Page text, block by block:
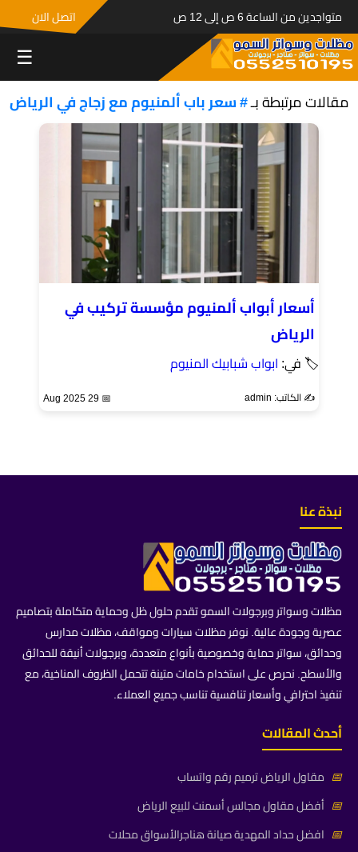
متواجدين من الساعة 6 ص إلى 12 ص اتصل الان
☰
مقالات مرتبطة بـ# سعر باب ألمنيوم مع زجاج في الرياض
أسعار أبواب ألمنيوم مؤسسة تركيب في
الرياض
🏷 في: ابواب شبابيك المنيوم
✍️ الكاتب: admin 📅 29 Aug 2025
نبذة عنا
مظلات وسواتر وبرجولات السمو تقدم حلول ظل وحماية متكاملة بتصاميم
عصرية وجودة عالية. نوفر مظلات سيارات ومواقف، مظلات مدارس
وحدائق، سواتر حماية وخصوصية بأنواع متعددة، وبرجولات أنيقة للحدائق
والأسطح. نحرص على استخدام خامات متينة تتحمل الظروف المناخية، مع
تنفيذ احترافي وأسعار تنافسية تناسب جميع العملاء.
أحدث المقالات
📅 مقاول الرياض ترميم رقم واتساب
📅 أفضل مقاول مجالس أسمنت للبيع الرياض
📅 افضل حداد المهدية صيانة هناجرالأسواق محلات